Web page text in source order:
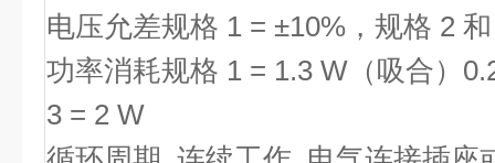
电压允差规格 1 = ±10%，规格 2
功率消耗规格 1 = 1.3 W（吸合）
3 = 2 W